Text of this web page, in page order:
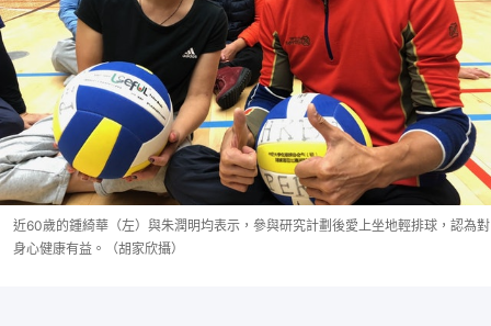
近60歲的鍾綺華（左）與朱潤明均表示，參與研究計劃後愛上坐地輕排球，認為對
身心健康有益。（胡家欣攝）